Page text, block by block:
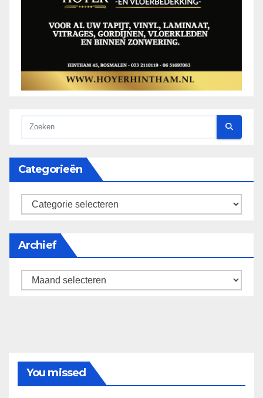
Categorieën
categorieën
Archief
Archief
You missed